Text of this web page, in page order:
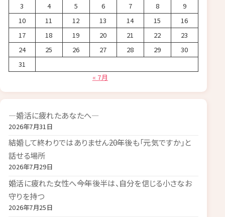
3
4 5 6 7 8
9
10
11 12 13 14 15
16
17
18 19 20 21 22
23
24
25 26 27 28 29
30
31
« 7月
―婚活に疲れたあなたへ―
2026年7月31日
結婚して終わりではありません――20年後も「元気ですか」と
話せる場所
2026年7月29日
婚活に疲れた女性へ――今年後半は、自分を信じる小さなお
守りを持つ
2026年7月25日